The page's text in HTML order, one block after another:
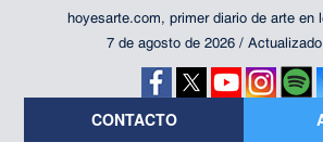
hoyesarte.com, primer diario de arte en
7 de agosto de 2026 /
CONTACTO